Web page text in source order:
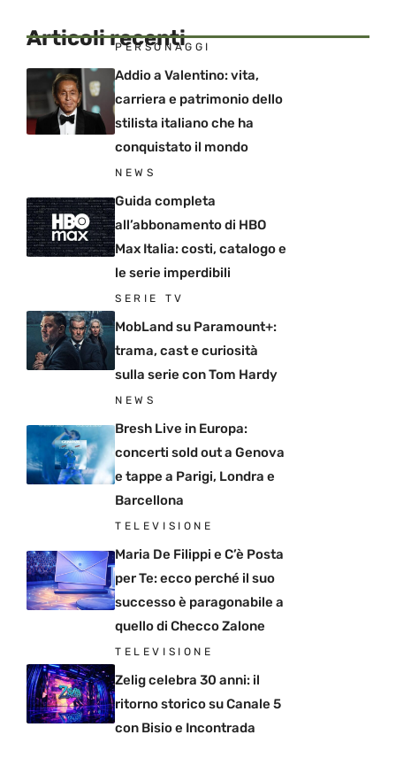
Articoli recenti
PERSONAGGI
Addio a Valentino: vita,
carriera e patrimonio dello
stilista italiano che ha
conquistato il mondo
NEWS
Guida completa
all’abbonamento di HBO
Max Italia: costi, catalogo e
le serie imperdibili
SERIE TV
MobLand su Paramount+:
trama, cast e curiosità
sulla serie con Tom Hardy
NEWS
Bresh Live in Europa:
concerti sold out a Genova
e tappe a Parigi, Londra e
Barcellona
TELEVISIONE
Maria De Filippi e C’è Posta
per Te: ecco perché il suo
successo è paragonabile a
quello di Checco Zalone
TELEVISIONE
Zelig celebra 30 anni: il
ritorno storico su Canale 5
con Bisio e Incontrada